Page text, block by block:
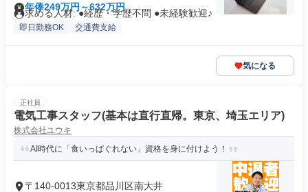
年俸249万円～632万円
求める人材: ●経歴・学歴不問 ●未経験歓迎♪
即日勤務OK 交通費支給
気になる
正社員
電気工事スタッフ(基本は直行直帰。東京、埼玉エリア)
株式会社ユウキ
AI時代に「食いっぱぐれない」資格を身に付けよう！
〒140-0013東京都品川区南大井